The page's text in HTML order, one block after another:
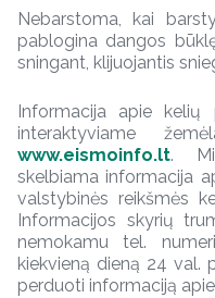
Nebarstoma, kai
pablogina dangos
sningant, klijuojantis
Informacija apie kelių
interaktyviame
www.eismoinfo.lt.
skelbiama informacija
valstybinės reikšmės
Informacijos skyrių
nemokamu tel.
kiekvieną dieną 24 val.
perduoti informaciją